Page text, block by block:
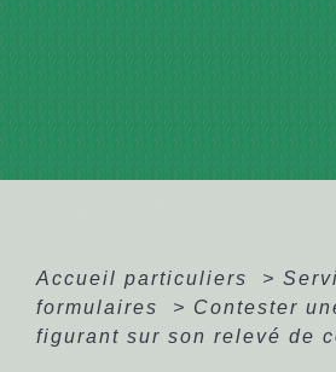
Accueil particuliers >
formulaires
> Contester
figurant sur son relevé de